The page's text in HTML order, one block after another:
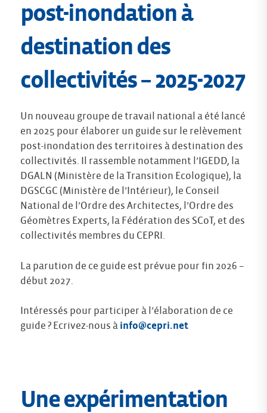
post-inondation à
destination des
collectivités– 2025-2027
Un nouveau groupe de travail national a été lancé
en 2025 pour élaborer un guide sur le relèvement
post-inondation des territoires à destination des
collectivités. Il rassemble notamment l’IGEDD, la
DGALN (Ministère de la Transition Ecologique), la
DGSCGC (Ministère de l’Intérieur), le Conseil
National de l’Ordre des Architectes, l’Ordre des
Géomètres Experts, la Fédération des SCoT, et des
collectivités membres du CEPRI.
La parution de ce guide est prévue pour fin 2026 –
début 2027.
Intéressés pour participer à l’élaboration de ce
guide ? Ecrivez-nous à info@cepri.net
Une expérimentation